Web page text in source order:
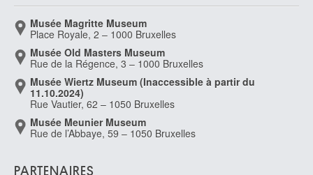
Musée Magritte Museum
Place Royale, 2 – 1000 Bruxelles
Musée Old Masters Museum
Rue de la Régence, 3 – 1000 Bruxelles
Musée Wiertz Museum (Inaccessible à partir du
11.10.2024)
Rue Vautier, 62 – 1050 Bruxelles
Musée Meunier Museum
Rue de l’Abbaye, 59 – 1050 Bruxelles
PARTENAIRES